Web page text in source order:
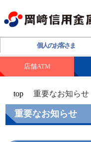
個人のお客さま
店舗ATM
top 重要なお知らせ
重要なお知らせ